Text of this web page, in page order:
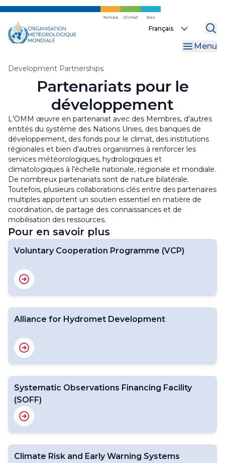
Skip
main
content
Temps Climat Eau
Select
Menu
Fil
d'Ariane
Development Partnerships
Partenariats pour le
développement
L'OMM œuvre en partenariat avec des Membres, d'autres
entités du système des Nations Unies, des banques de
développement, des fonds pour le climat, des institutions
régionales et bien d'autres organismes à renforcer les
services météorologiques, hydrologiques et
climatologiques à l'échelle nationale, régionale et mondiale.
De nombreux partenariats sont de nature bilatérale.
Toutefois, plusieurs collaborations clés entre des partenaires
multiples apportent un soutien essentiel en matière de
coordination, de partage des connaissances et de
mobilisation des ressources.
Pour en savoir plus
Voluntary Cooperation Programme (VCP)
Alliance for Hydromet Development
Systematic Observations Financing Facility
(SOFF)
Climate Risk and Early Warning Systems